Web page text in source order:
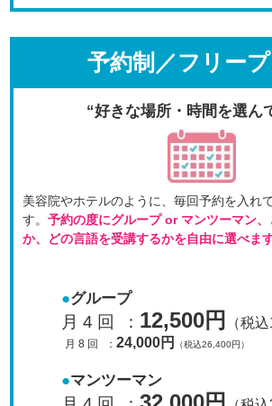
予約制／フリー
“好きな場所・時間を選ん
美容院やホテルのように、毎回予約を入れ
す。 予約の度にグループ or マンツーマン、
か、どの言語を受講するかを自由に選べます
グループ
月 4 回 ： 12,500円 （税
月 8 回 ：24,000円 （税込26,400円）
マンツーマン